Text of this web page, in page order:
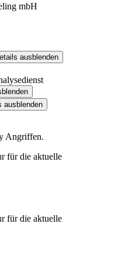
mbH
ausblenden
ausblenden
Angriffen.
für die aktuelle
für die aktuelle